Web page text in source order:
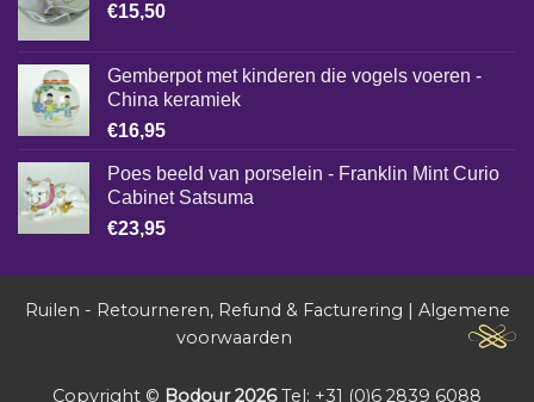
€15,50
Gemberpot met kinderen die vogels voeren -
China keramiek
€16,95
Poes beeld van porselein - Franklin Mint Curio
Cabinet Satsuma
€23,95
Ruilen - Retourneren, Refund & Facturering | Algemene
voorwaarden
Copyright © Bodour 2026Tel: +31 (0)6 2839 6088